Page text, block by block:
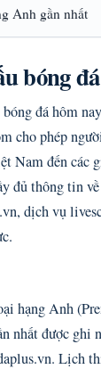
Anh gần nhất
bóng
đá hôm
cho phép
Nam đến các
đủ thông tin
dịch vụ
hạng Anh
nhất được
Lịch